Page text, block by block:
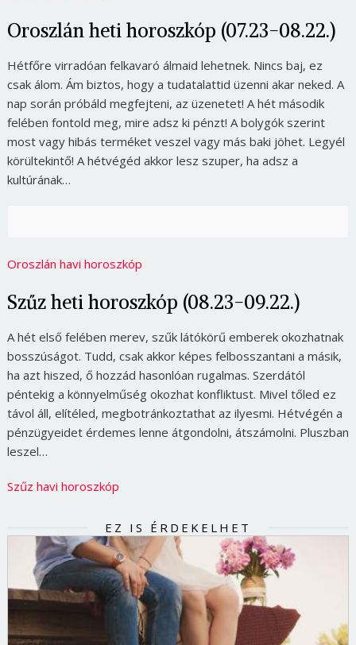
Oroszlán heti horoszkóp (07.23-08.22.)
Hétfőre virradóan felkavaró álmaid lehetnek. Nincs baj, ez
csak álom. Ám biztos, hogy a tudatalattid üzenni akar neked. A
nap során próbáld megfejteni, az üzenetet! A hét második
felében fontold meg, mire adsz ki pénzt! A bolygók szerint
most vagy hibás terméket veszel vagy más baki jöhet. Legyél
körültekintő! A hétvégéd akkor lesz szuper, ha adsz a
kultúrának…
Oroszlán havi horoszkóp
Szűz heti horoszkóp (08.23-09.22.)
A hét első felében merev, szűk látókörű emberek okozhatnak
bosszúságot. Tudd, csak akkor képes felbosszantani a másik,
ha azt hiszed, ő hozzád hasonlóan rugalmas. Szerdától
péntekig a könnyelműség okozhat konfliktust. Mivel tőled ez
távol áll, elítéled, megbotránkoztathat az ilyesmi. Hétvégén a
pénzügyeidet érdemes lenne átgondolni, átszámolni. Pluszban
leszel…
Szűz havi horoszkóp
EZ IS ÉRDEKELHET